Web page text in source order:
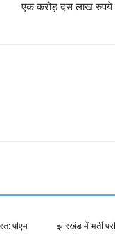
एक करोड़ दस लाख रुपये
पीएम
झारखंड में भर्ती